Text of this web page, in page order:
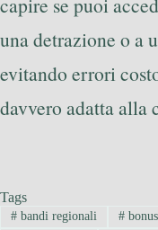
una detrazione o a
evitando errori
davvero adatta alla
Tags
#bandi regionali #